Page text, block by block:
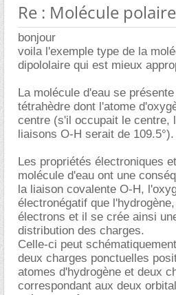
Re : Molécule polaire
bonjour
voila l'exemple type de la
dipololaire qui est mieux
La molécule d'eau se
tétrahèdre dont l'atome
centre (s'il occupait le centre,
liaisons O-H serait de 109.5°).
Les propriétés électroniques
molécule d'eau ont une
la liaison covalente O-H,
électronégatif que
électrons et il se crée ainsi
distribution des charges.
Celle-ci peut
deux charges ponctuelles
atomes d'hydrogène et deux
correspondant aux deux